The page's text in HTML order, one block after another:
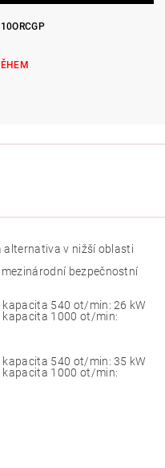
alternativa v nižší oblasti
bezpečnostní
kapacita 540 ot/min: 26 kW
kapacita 1000 ot/min:
kapacita 540 ot/min: 35 kW
kapacita 1000 ot/min: